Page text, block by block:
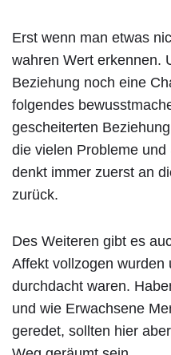
Erst wenn man etwas
wahren Wert erkennen.
Beziehung noch eine
folgendes
gescheiterten
die vielen Probleme
denkt immer zuerst an
zurück.
Des Weiteren gibt es
Affekt vollzogen wurden
durchdacht waren.
und wie Erwachsene
geredet, sollten hier